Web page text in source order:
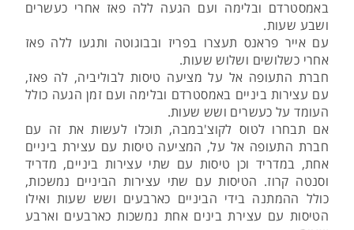
באמסטרדם ובלימה ועם הגעה ללה פאז אחרי כעשרים
ושבע שעות.
עם אייר פראנס תעצרו בפריז ובבוגוטה ותגעו ללה פאז
אחרי כשלושים ושלוש שעות.
חברת התעופה אל על מציעה טיסות לבוליביה, לה פאז,
עם עצירות ביניים באמסטרדם ובלימה ועם זמן הגעה כולל
העומד על כעשרים ושש שעות.
אם תבחרו לטוס לקוצ'במבה, תוכלו לעשות את זה עם
חברת התעופה אל על, המציעה טיסות עם עצירת ביניים
אחת, במדריד וכן טיסות עם שתי עצירות ביניים, מדריד
וסנטה קרוז. הטיסות עם שתי עצירות הביניים נמשכות,
כולל ההמתנה בידי הביניים כארבעים ושש שעות ואילו
הטיסות עם עצירת בינים אחת נמשכות כארבעים וארבע